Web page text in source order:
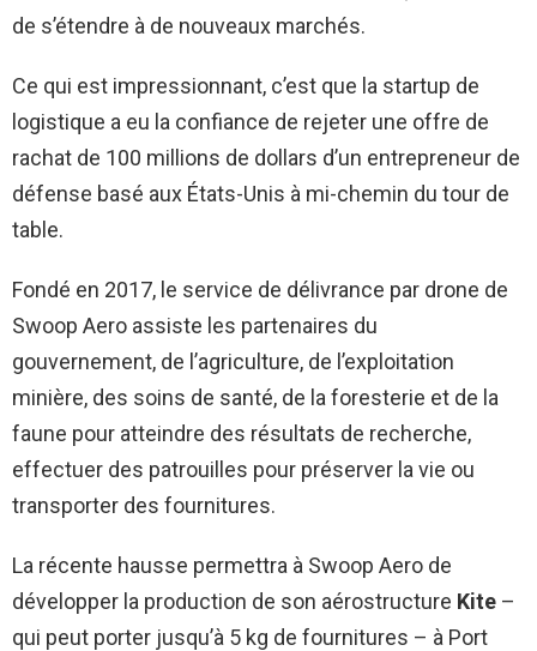
de s’étendre à de nouveaux marchés.
Ce qui est impressionnant, c’est que la startup de
logistique a eu la confiance de rejeter une offre de
rachat de 100 millions de dollars d’un entrepreneur de
défense basé aux États-Unis à mi-chemin du tour de
table.
Fondé en 2017, le service de délivrance par drone de
Swoop Aero assiste les partenaires du
gouvernement, de l’agriculture, de l’exploitation
minière, des soins de santé, de la foresterie et de la
faune pour atteindre des résultats de recherche,
effectuer des patrouilles pour préserver la vie ou
transporter des fournitures.
La récente hausse permettra à Swoop Aero de
développer la production de son aérostructure Kite –
qui peut porter jusqu’à 5 kg de fournitures – à Port